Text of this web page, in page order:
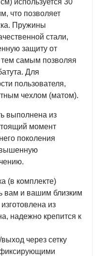
используется 30
что позволяет
Пружины
стали,
защиту от
тем самым позволяя
Для
пользователя,
чехлом (матом).
выполнена из
момент
поколения
(в комплекте)
вам и вашим близким
из
надежно крепится к
через сетку